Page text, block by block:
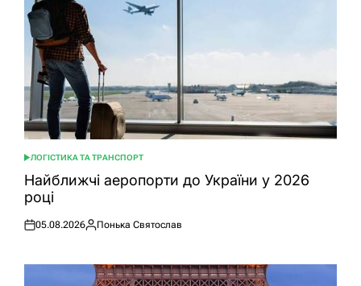
ОПУБЛІКУВАТИ
У
ЛОГІСТИКА ТА ТРАНСПОРТ
Найближчі аеропорти до України у 2026
році
Оприлюднено
05.08.2026
Опубліковано
Понька Святослав